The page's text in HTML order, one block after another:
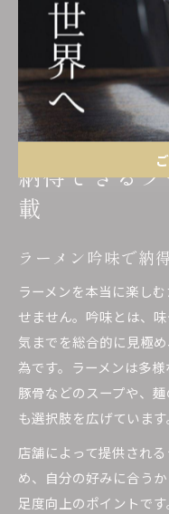
に選んで失敗した経験
手間を惜しまないこと
段に向上します。
納得できる
載
ラーメン吟味で納
ラーメンを本当に楽し
せません。吟味とは、
気までを総合的に見極
為です。ラーメンは多
豚骨などのスープや、
も選択肢を広げています
店舗によって提供され
め、自分の好みに合う
足度向上のポイントで